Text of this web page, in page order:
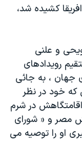
کشیده شد،
و علنی
رویدادهای
جهان ، به جائی
که خود در نظر
اقامتگاهش در شرم
مصر و « شورای
او را توصیه می